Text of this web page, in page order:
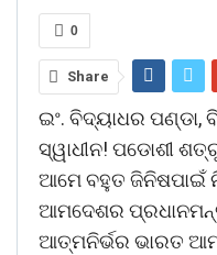
0
Share
ଇଂ. ବିଦ୍ୟାଧର ପଣ୍ଡା,
ସ୍ୱାଧୀନ! ପଡୋଶୀ
ଆମେ ବହୁତ ଜିନିଷପାଇଁ
ଆମଦେଶର
ଆତ୍ମନିର୍ଭର ଭାରତ